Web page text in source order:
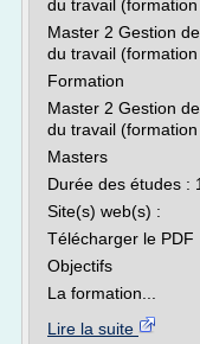
du travail
Master 2 Gestion
du travail
Formation
Master 2 Gestion
du travail
Masters
Durée des études :
Site(s) web(s) :
Télécharger le PDF
Objectifs
La formation...
Lire la suite